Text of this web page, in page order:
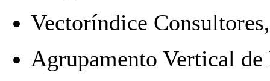
Vectoríndice
Agrupamento Vertical de